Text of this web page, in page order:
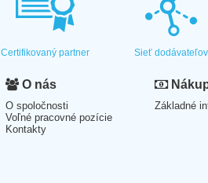
Certifikovaný partner Sieť dodávateľov
O nás
O spoločnosti
Voľné pracovné pozície
Kontakty
Základné